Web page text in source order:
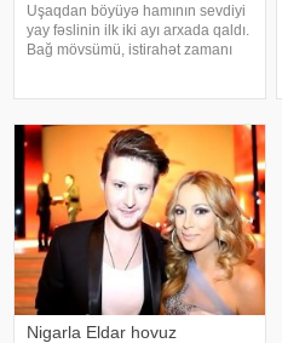
Uşaqdan böyüyə hamının sevdiyi
yay fəslinin ilk iki ayı arxada qaldı.
Bağ mövsümü, istirahət zamanı
olan bir qədər də təhlükəlidir. B
Nigarla Eldar hovuz